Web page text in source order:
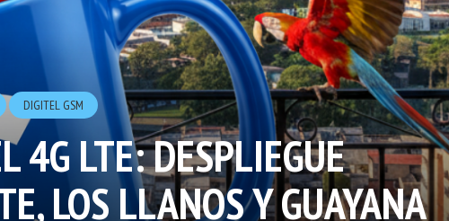
DIGITEL GSM
4G LTE: DESPLIEGUE
LOS LLANOS Y GUAYANA